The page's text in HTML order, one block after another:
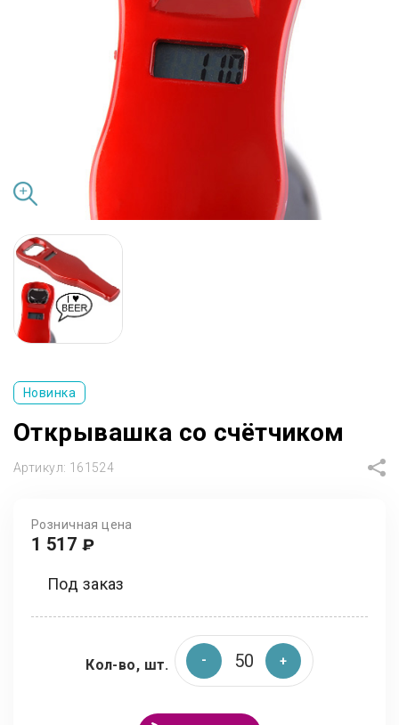
Новинка
Открывашка со счётчиком
Артикул: 161524
Розничная цена
1 517 ₽
Под заказ
Кол-во, шт.